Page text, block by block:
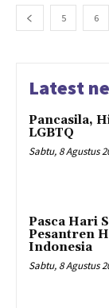
5 6
Latest
Pancasila,
LGBTQ
Sabtu, 8 Agustus
Pasca Hari
Pesantren
Indonesia
Sabtu, 8 Agustus